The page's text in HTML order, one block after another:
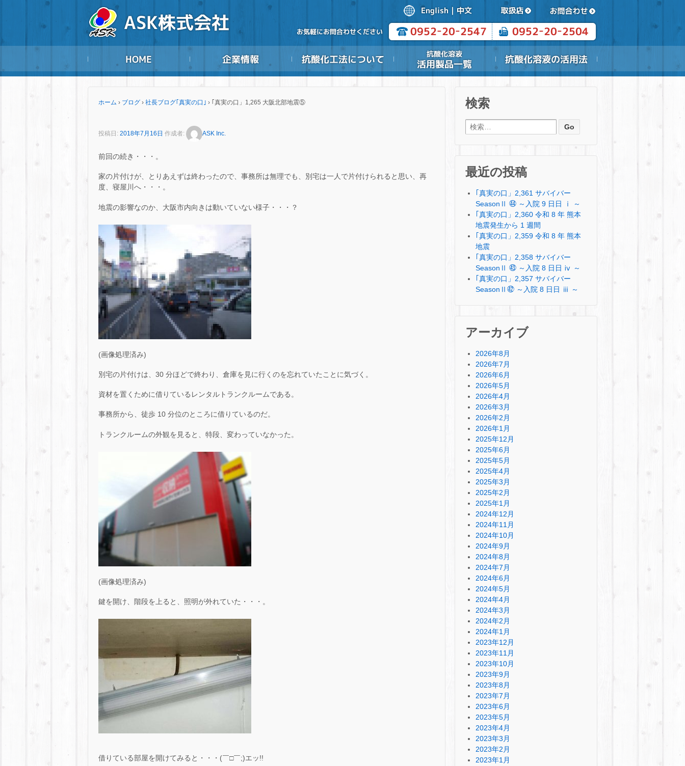
ホーム › ブログ › 社長ブログ｢真実の口｣ › ｢真実の口」1,265 大阪北部地震⑤
投稿日: 2018年7月16日 作成者: ASK Inc.
前回の続き・・・。
家の片付けが、とりあえずは終わったので、事務所は無理でも、別宅は一人で片付けられると思い、再
度、寝屋川へ・・・。
地震の影響なのか、大阪市内向きは動いていない様子・・・？
(画像処理済み)
別宅の片付けは、30 分ほどで終わり、倉庫を見に行くのを忘れていたことに気づく。
資材を置くために借りているレンタルトランクルームである。
事務所から、徒歩 10 分位のところに借りているのだ。
トランクルームの外観を見ると、特段、変わっていなかった。
(画像処理済み)
鍵を開け、階段を上ると、照明が外れていた・・・。
借りている部屋を開けてみると・・・(￣□￣;)エッ!!
検索
検索:
最近の投稿
｢真実の口」2,361 サバイバー
SeasonⅡ ㊹ ～入院 9 日日 ⅰ ～
｢真実の口」2,360 令和 8 年 熊本
地震発生から 1 週間
｢真実の口」2,359 令和 8 年 熊本
地震
｢真実の口」2,358 サバイバー
SeasonⅡ ㊸ ～入院 8 日日 ⅳ ～
｢真実の口」2,357 サバイバー
SeasonⅡ㊷ ～入院 8 日日 ⅲ ～
アーカイブ
2026年8月
2026年7月
2026年6月
2026年5月
2026年4月
2026年3月
2026年2月
2026年1月
2025年12月
2025年6月
2025年5月
2025年4月
2025年3月
2025年2月
2025年1月
2024年12月
2024年11月
2024年10月
2024年9月
2024年8月
2024年7月
2024年6月
2024年5月
2024年4月
2024年3月
2024年2月
2024年1月
2023年12月
2023年11月
2023年10月
2023年9月
2023年8月
2023年7月
2023年6月
2023年5月
2023年4月
2023年3月
2023年2月
2023年1月